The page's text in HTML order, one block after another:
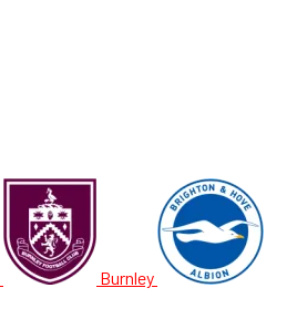
Burnley